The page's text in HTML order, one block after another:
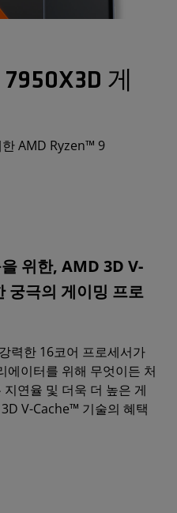
게
AMD Ryzen™ 9
위한, AMD 3D V-
궁극의 게이밍 프로
력한 16코어 프로세서가
에이터를 위해 무엇이든 처
연율 및 더욱 더 높은 게
V-Cache™ 기술의 혜택